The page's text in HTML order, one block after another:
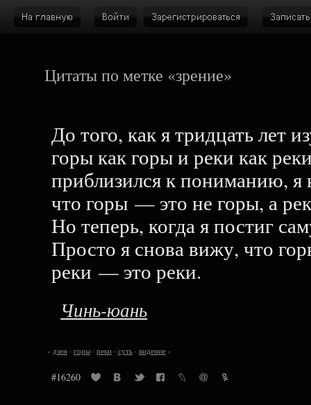
Цитаты по метке «зрение»
До того, как я тридцать лет
горы как горы и реки как
приблизился к пониманию, я
что горы — это не горы, а
Но теперь, когда я постиг
Просто я снова вижу, что
реки — это реки.
Чинь-юань
‹ дзен· горы· реки· суть· видение›
#16260